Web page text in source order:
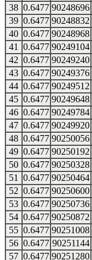
38 0.6477 90248696
39 0.6477 90248832
40 0.6477 90248968
41
0.6477 90249104
42 0.6477 90249240
43 0.6477 90249376
44 0.6477 90249512
45 0.6477 90249648
46 0.6477 90249784
47 0.6477 90249920
48 0.6477 90250056
49 0.6477 90250192
50 0.6477 90250328
51
0.6477 90250464
52 0.6477 90250600
53 0.6477 90250736
54 0.6477 90250872
55 0.6477 90251008
56 0.6477 90251144
57 0.6477 90251280